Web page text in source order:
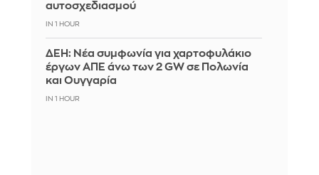
αυτοσχεδιασμού
IN 1 HOUR
ΔΕΗ: Νέα συμφωνία για χαρτοφυλάκιο
έργων ΑΠΕ άνω των 2 GW σε Πολωνία
και Ουγγαρία
IN 1 HOUR